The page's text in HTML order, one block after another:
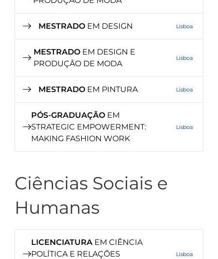
MESTRADO EM DESIGN Lisboa
MESTRADOEM DESIGN E
PRODUÇÃO DE MODA
Lisboa
MESTRADO EM PINTURA Lisboa
PÓS-GRADUAÇÃO EM
STRATEGIC EMPOWERMENT:
MAKING FASHION WORK
Lisboa
Ciências Sociais e
Humanas
LICENCIATURA EM CIÊNCIA
POLÍTICA E RELAÇÕES
Lisboa